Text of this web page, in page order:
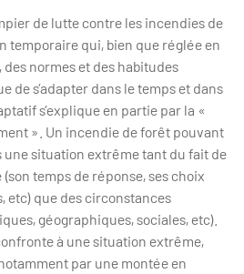
de lutte contre les incendies de
temporaire qui, bien que réglée en
normes et des habitudes
de s’adapter dans le temps et dans
s’explique en partie par la «
». Un incendie de forêt pouvant
situation extrême tant du fait de
temps de réponse, ses choix
etc) que des circonstances
géographiques, sociales, etc).
à une situation extrême,
par une montée en